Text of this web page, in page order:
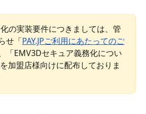
の実装要件につきましては、管
せ「PAY.JPご利用にあたってのご
「EMV3Dセキュア義務化につい
加盟店様向けに配布しておりま